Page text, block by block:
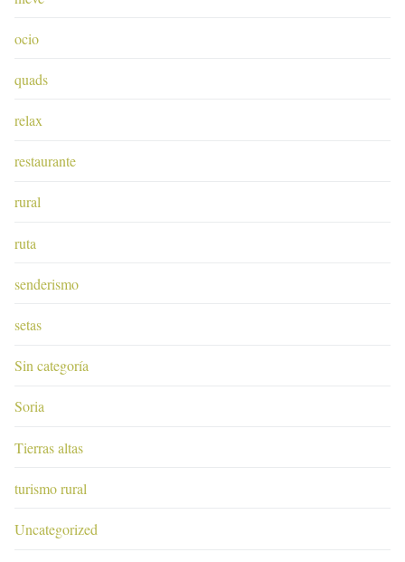
ocio
quads
relax
restaurante
rural
ruta
senderismo
setas
Sin categoría
Soria
Tierras altas
turismo rural
Uncategorized